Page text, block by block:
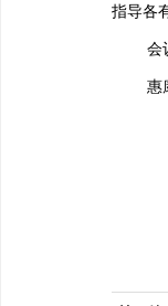
指导各
会
惠